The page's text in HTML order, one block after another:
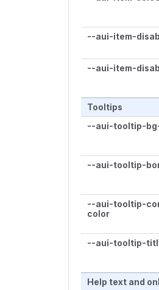
--aui-item-
--aui-item-
Tooltips
--aui-tooltip-
--aui-tooltip-
--aui-tooltip-
color
--aui-tooltip-
Help text and